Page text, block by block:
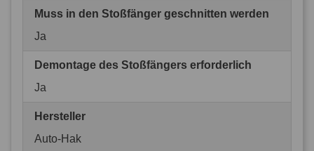
Muss in den Stoßfänger geschnitten werden
Ja
Demontage des Stoßfängers erforderlich
Ja
Hersteller
Auto-Hak